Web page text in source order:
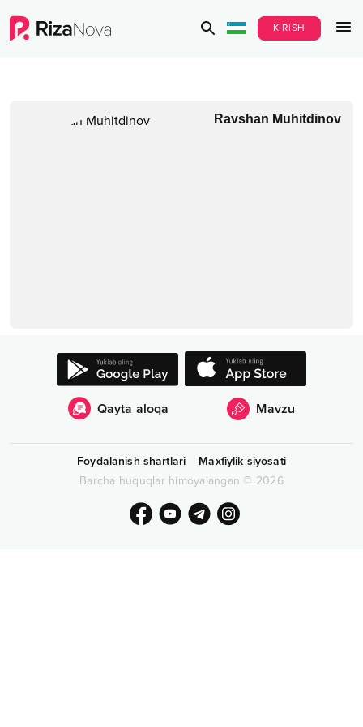
KIRISH
Ravshan Muhitdinov
Qayta aloqa Mavzu
Foydalanish shartlari
Maxfiylik siyosati
Barcha huquqlar himoyalangan © 2026